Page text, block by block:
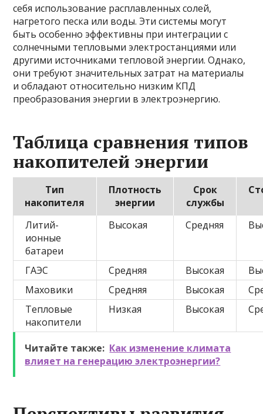
себя использование расплавленных солей,
нагретого песка или воды. Эти системы могут
быть особенно эффективны при интеграции с
солнечными тепловыми электростанциями или
другими источниками тепловой энергии. Однако,
они требуют значительных затрат на материалы
и обладают относительно низким КПД
преобразования энергии в электроэнергию.
Таблица сравнения типов
накопителей энергии
Тип
накопителя
Плотность
энергии
Срок
службы
Литий-
ионные
батареи
Высокая Средняя
ГАЭС Средняя Высокая
Маховики
Средняя Высокая
Тепловые
накопители
Низкая Высокая
Читайте также: Как изменение климата
влияет на генерацию электроэнергии?